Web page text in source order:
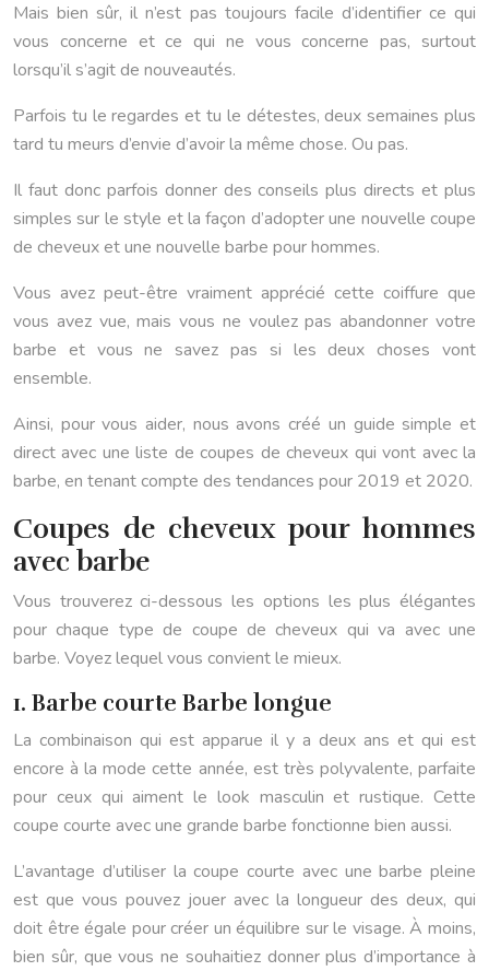
Mais bien sûr, il n’est pas toujours facile d’identifier ce qui
vous concerne et ce qui ne vous concerne pas, surtout
lorsqu’il s’agit de nouveautés.
Parfois tu le regardes et tu le détestes, deux semaines plus
tard tu meurs d’envie d’avoir la même chose. Ou pas.
Il faut donc parfois donner des conseils plus directs et plus
simples sur le style et la façon d’adopter une nouvelle coupe
de cheveux et une nouvelle barbe pour hommes.
Vous avez peut-être vraiment apprécié cette coiffure que
vous avez vue, mais vous ne voulez pas abandonner votre
barbe et vous ne savez pas si les deux choses vont
ensemble.
Ainsi, pour vous aider, nous avons créé un guide simple et
direct avec une liste de coupes de cheveux qui vont avec la
barbe, en tenant compte des tendances pour 2019 et 2020.
Coupes de cheveux pour hommes
avec barbe
Vous trouverez ci-dessous les options les plus élégantes
pour chaque type de coupe de cheveux qui va avec une
barbe. Voyez lequel vous convient le mieux.
1. Barbe courte Barbe longue
La combinaison qui est apparue il y a deux ans et qui est
encore à la mode cette année, est très polyvalente, parfaite
pour ceux qui aiment le look masculin et rustique. Cette
coupe courte avec une grande barbe fonctionne bien aussi.
L’avantage d’utiliser la coupe courte avec une barbe pleine
est que vous pouvez jouer avec la longueur des deux, qui
doit être égale pour créer un équilibre sur le visage. À moins,
bien sûr, que vous ne souhaitiez donner plus d’importance à